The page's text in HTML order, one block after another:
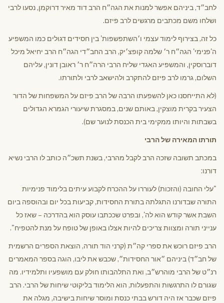
לחב״ד, ביניהם אפשר למנות את הגה״ח הרב דוד מאיר דרוקמן, נסעו לרבי
ושלחו משם מכתבים מרגשים לרב פיזם.
כל זה, בצירוף לימוד עצמי ו׳השתפשפות' בין חסידים דגולים כמו המשפיע
ה'פנימי' הגה״ח ר׳ שלמה קופצ׳יק, הרב החב״די הגה״ח הרב יחיאל מיכל
דוברוסקין, והמשפיע האגדי שליח הרבי הרה״ח ר׳ ראובן דונין, עליהם
השלום, גרמו לרב פיזם להתקרב ולהישאב לרבי ולתורתו.
(לא התייחסנו כאן להשפעתו הרבה של הרב פיזם על המשפחות של הדור
הצעיר בקרית מוצקין, באותם שנים, במסגרת שיעורי הגמרא הגדולים
בשבתות והיותו ממקימי בית הכנסת לנוער שם).
תורתו המאירה של הרבי
במכתב תשובה שזכה הרב לקבל מהרבי, בשנת תשכ״ה כותב לו הרבי נשיא
דורנו:
"עלי החובה (והזכות) לעוררו על ההכרח לקבוע עיתים בלימוד פנימיות
התורה שבדורנו התגלתה בתורת החסידות, קביעות בכל יום ובהוספה ביום
השבת אשר קודש הוא לה', ובפרט שככתבו עוסק הוא בהדרכה – שאז כל
ענייני תורה ומצוות צריכים להיות אצלו באופן של טופח על מנת להטפיח".
הרב פיזם רוכש את ספרי קה״ת (קרני הוד תורה, הוצאת הספרים הרשמית
של חב״ד) ביניהם ״אור החסידות״, שכבש את ליבו, הוגה בספר המאמרים
רנ״ט של הרבי מוהרש״ב, ואת התלהבותו חולק עם מושפעיו ותלמידיו. מה
שגורם לו התרגשות והתפעלות, הוא הלימוד בליקוטי שיחות של הרבי. הרב
פיזם שכבר אז היה דורש בבתי כנסת ומוסר שיחות בישיבה, מגלה את